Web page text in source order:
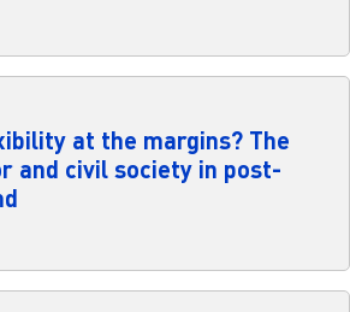
at the margins? The
and civil society in post-